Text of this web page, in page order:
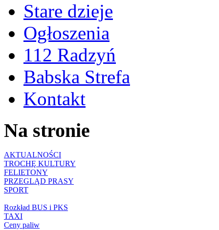
Stare dzieje
Ogłoszenia
112 Radzyń
Babska Strefa
Kontakt
Na stronie
AKTUALNOŚCI
TROCHĘ KULTURY
FELIETONY
PRZEGLĄD PRASY
SPORT
Rozkład BUS i PKS
TAXI
Ceny paliw